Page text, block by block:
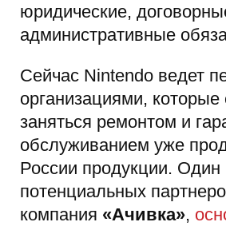
юридические,
административные
Сейчас Nintendo ведет
организациями, которые
заняться ремонтом и
обслуживанием уже
России продукции. Один
потенциальных
компания «Ачивка»,